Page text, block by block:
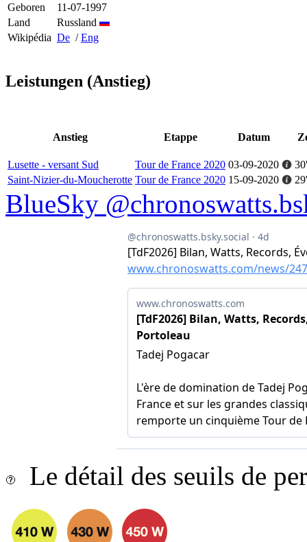
Geboren
11-07-1997
Land
Russland
Wikipédia De /Eng
Leistungen (Anstieg)
Anstieg Etappe Datum
Lusette - versant Sud Tour de France 2020 03-09-2020
Saint-Nizier-du-Moucherotte Tour de France 2020 15-09-2020
BlueSky
Le détail des seuils de